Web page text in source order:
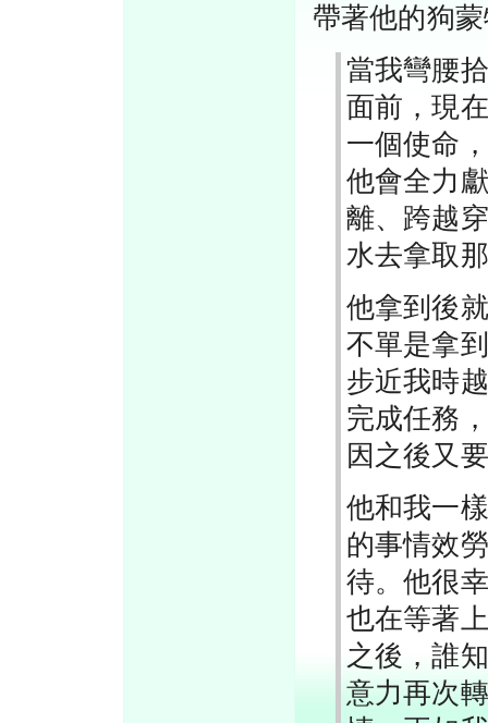
帶著他的狗
當我彎腰
面前，現
一個使命
他會全力
離、跨越
水去拿取
他拿到後
不單是拿
步近我時
完成任務
因之後又
他和我一
的事情效
待。他很
也在等著
之後，誰
意力再次